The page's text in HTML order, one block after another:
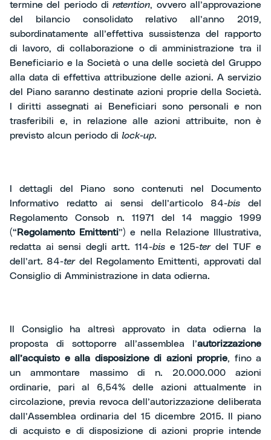
termine del periodo diretention, ovvero all’approvazione
del bilancio consolidato relativo all’anno 2019,
subordinatamente all’effettiva sussistenza del rapporto
di lavoro, di collaborazione o di amministrazione tra il
Beneficiario e la Società o una delle società del Gruppo
alla data di effettiva attribuzione delle azioni. A servizio
del Piano saranno destinate azioni proprie della Società.
I diritti assegnati ai Beneficiari sono personali e non
trasferibili e, in relazione alle azioni attribuite, non è
previsto alcun periodo di lock-up.
I dettagli del Piano sono contenuti nel Documento
Informativo redatto ai sensi dell’articolo 84-bis del
Regolamento Consob n. 11971 del 14 maggio 1999
(“ Regolamento Emittenti”) e nella Relazione Illustrativa,
redatta ai sensi degli artt. 114-bis e 125-terdel TUF e
dell’art. 84-terdel Regolamento Emittenti, approvati dal
Consiglio di Amministrazione in data odierna.
Il Consiglio ha altresì approvato in data odierna la
proposta di sottoporre all’assemblea l’autorizzazione
all’acquisto e alla disposizione di azioni proprie, fino a
un ammontare massimo di n. 20.000.000 azioni
ordinarie, pari al 6,54% delle azioni attualmente in
circolazione, previa revoca dell’autorizzazione deliberata
dall’Assemblea ordinaria del 15 dicembre 2015. Il piano
di acquisto e di disposizione di azioni proprie intende